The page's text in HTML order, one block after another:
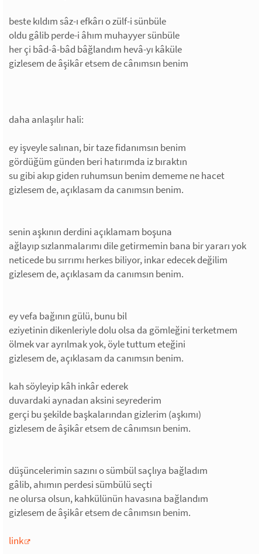
beste kıldım sâz-ı efkârı o zülf-i sünbüle
oldu gâlib perde-i âhım muhayyer sünbüle
her çi bâd-â-bâd bâğlandım hevâ-yı kâküle
gizlesem de âşikâr etsem de cânımsın benim
daha anlaşılır hali:
ey işveyle salınan, bir taze fidanımsın benim
gördüğüm günden beri hatırımda iz bıraktın
su gibi akıp giden ruhumsun benim dememe ne hacet
gizlesem de, açıklasam da canımsın benim.
senin aşkının derdini açıklamam boşuna
ağlayıp sızlanmalarımı dile getirmemin bana bir yararı yok
neticede bu sırrımı herkes biliyor, inkar edecek değilim
gizlesem de, açıklasam da canımsın benim.
ey vefa bağının gülü, bunu bil
eziyetinin dikenleriyle dolu olsa da gömleğini terketmem
ölmek var ayrılmak yok, öyle tuttum eteğini
gizlesem de, açıklasam da canımsın benim.
kah söyleyip kâh inkâr ederek
duvardaki aynadan aksini seyrederim
gerçi bu şekilde başkalarından gizlerim (aşkımı)
gizlesem de âşikâr etsem de cânımsın benim.
düşüncelerimin sazını o sümbül saçlıya bağladım
gâlib, ahımın perdesi sümbülü seçti
ne olursa olsun, kahkülünün havasına bağlandım
gizlesem de âşikâr etsem de cânımsın benim.
link